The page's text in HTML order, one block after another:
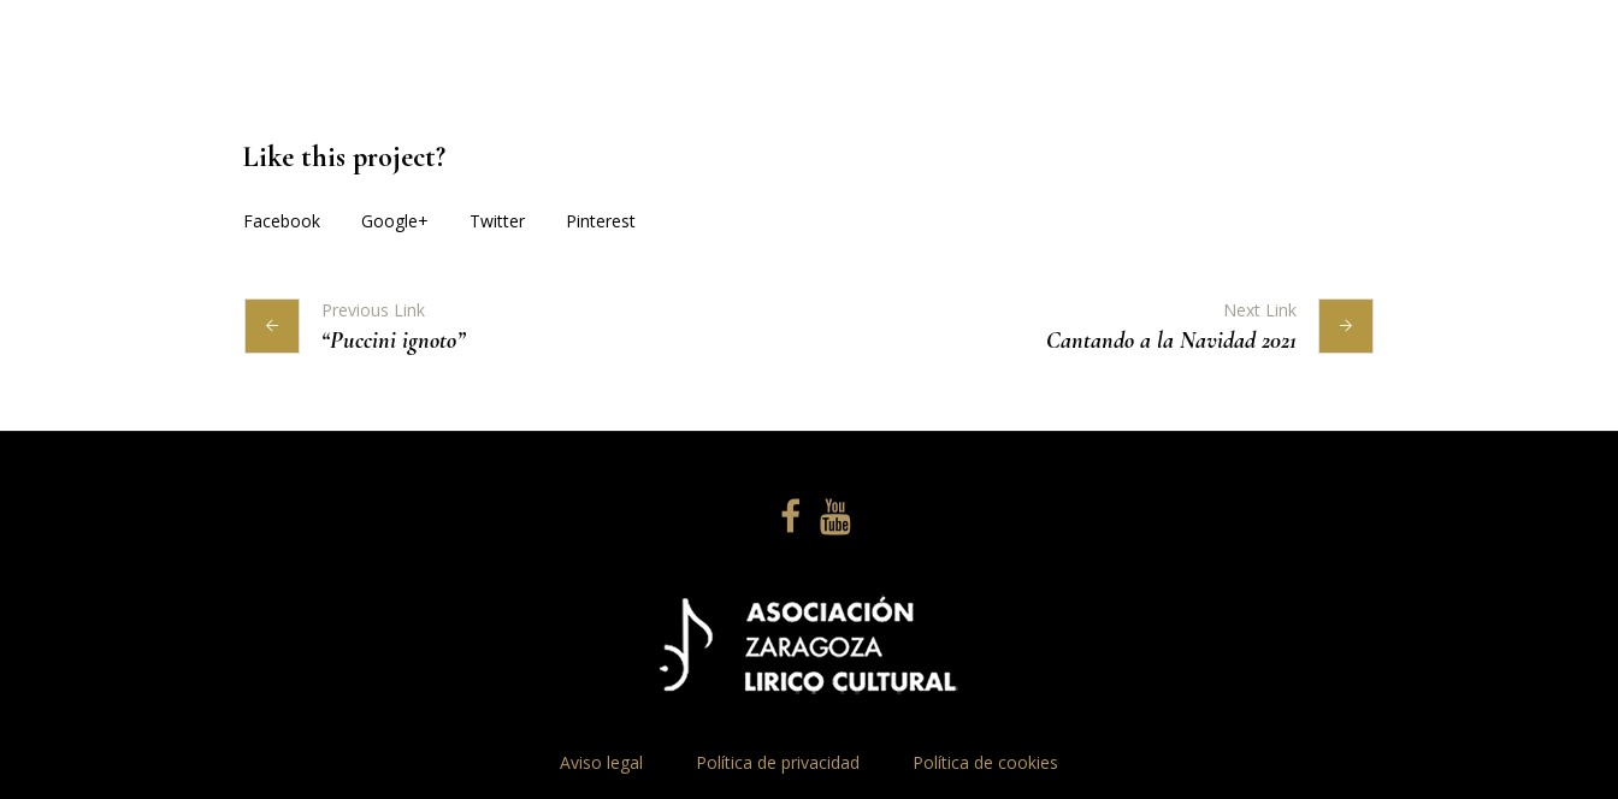
Like this project?
Facebook Google+ Twitter Pinterest
Previous Link
“Puccini ignoto”
Next Link
Cantando a la Navidad 2021
Aviso legal Política de privacidad Política de cookies